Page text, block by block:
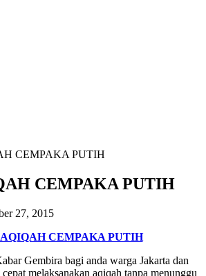
CEMPAKA PUTIH
CEMPAKA PUTIH
27, 2015
CEMPAKA PUTIH
Gembira bagi anda warga Jakarta dan
melaksanakan aqiqah tanpa menunggu